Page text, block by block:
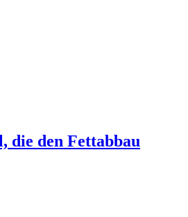
die den Fettabbau